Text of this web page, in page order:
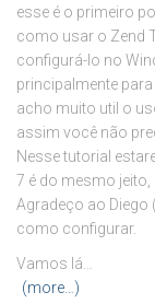
esse é o primeiro
como usar o Zend
configurá-lo no
principalmente
acho muito util o
assim você não
Nesse tutorial
7 é do mesmo jeito,
Agradeço ao Diego (
como configurar.
Vamos lá…
(more…)